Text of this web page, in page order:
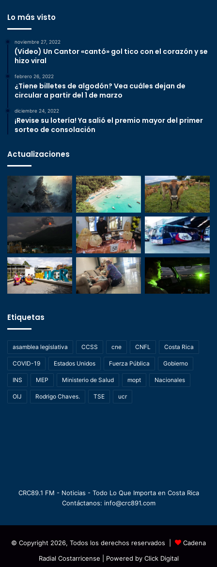
Lo más visto
noviembre 27, 2022
(Video) Un Cantor «cantó» gol tico con el corazón y se
hizo viral
febrero 26, 2022
¿Tiene billetes de algodón? Vea cuáles dejan de
circular a partir del 1 de marzo
diciembre 24, 2022
¡Revise su lotería! Ya salió el premio mayor del primer
sorteo de consolación
Actualizaciones
Etiquetas
asamblea legislativa CCSS cne CNFL Costa Rica
COVID-19 Estados Unidos Fuerza Pública Gobierno
INS MEP Ministerio de Salud mopt Nacionales
OIJ Rodrigo Chaves. TSE ucr
CRC89.1 FM - Noticias - Todo Lo Que Importa en Costa Rica
Contáctanos: info@crc891.com
© Copyright 2026, Todos los derechos reservados |
Cadena
Radial Costarricense | Powered by Click Digital